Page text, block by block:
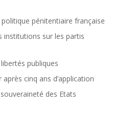
politique pénitentiaire française
institutions sur les partis
publiques
après cinq ans d’application
souveraineté des Etats